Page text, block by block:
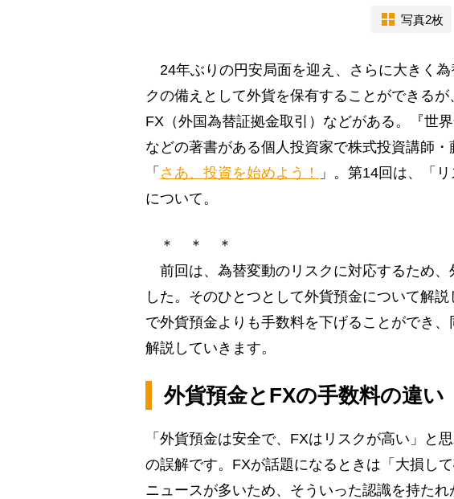
写真2枚
24年ぶりの円安局面を迎え、さらに大きく
クの備えとして外貨を保有することができる
FX（外国為替証拠金取引）などがある。『世
などの著書がある個人投資家で株式投資講師
「 さあ、投資を始めよう！
」。第14回は、「
について。
＊ ＊ ＊
前回は、為替変動のリスクに対応するため、
した。そのひとつとして外貨預金について解
で外貨預金よりも手数料を下げることができ
解説していきます。
外貨預金とFXの手数料の違い
「外貨預金は安全で、FXはリスクが高い」と
の誤解です。FXが話題になるときは「大損し
ニュースが多いため、そういった認識を持た